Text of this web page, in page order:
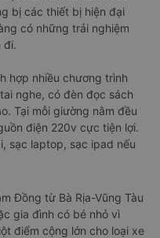
bị các thiết bị hiện đại
có những trải nghiệm
đi.
hợp nhiều chương trình
nghe, có đèn đọc sách
Tại mỗi giường nằm đều
điện 220v cực tiện lợi.
sạc laptop, sạc ipad nếu
Đồng từ Bà Rịa-Vũng Tàu
gia đình có bé nhỏ vì
điểm cộng lớn cho loại xe